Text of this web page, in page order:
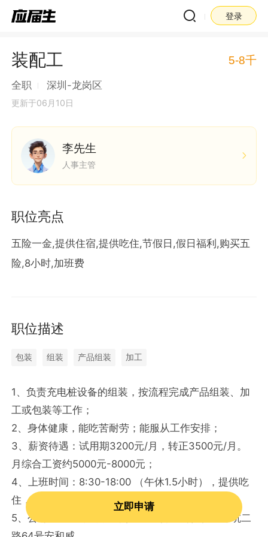
登录
装配工 5-8千
全职 深圳-龙岗区
更新于06月10日
李先生
人事主管
职位亮点
五险一金,提供住宿,提供吃住,节假日,假日福利,购买五
险,8小时,加班费
职位描述
包装 组装 产品组装 加工
1、负责充电桩设备的组装，按流程完成产品组装、 加
工或包装等工作；
2、身体健康，能吃苦耐劳；能服从工作安排；
3、薪资待遇：试用期3200元/月，转正3500元/月 。
月综合工资约5000元-8000元；
4、上班时间：8:30-18:00 （午休1.5小时），提供吃
住，购买五险一金，节假日福利；
5、公司地址：深圳市龙岗区宝龙街道同德社区吓坑二
立即申请